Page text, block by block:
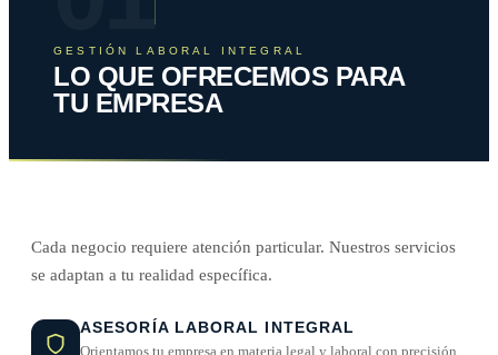
GESTIÓN LABORAL INTEGRAL
LO QUE OFRECEMOS PARA
TU EMPRESA
Cada negocio requiere atención particular. Nuestros servicios
se adaptan a tu realidad específica.
ASESORÍA LABORAL INTEGRAL
Orientamos tu empresa en materia legal y laboral con precisión.